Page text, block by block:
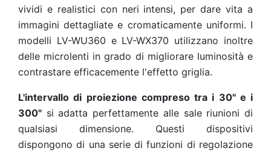
vividi e realistici con neri intensi, per dare vita a
immagini dettagliate e cromaticamente uniformi. I
modelli LV-WU360 e LV-WX370 utilizzano inoltre
delle microlenti in grado di migliorare luminosità e
contrastare efficacemente l'effetto griglia.
L'intervallo di proiezione compreso tra i 30" e i
300" si adatta perfettamente alle sale riunioni di
qualsiasi dimensione. Questi dispositivi
dispongono di una serie di funzioni di regolazione